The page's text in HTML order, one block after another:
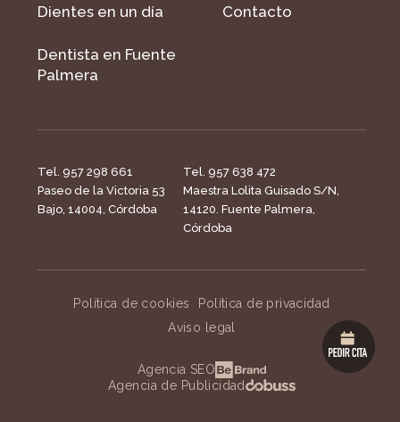
Dientes en un día Contacto
Dentista en Fuente
Palmera
Tel. 957 298 661
Paseo de la Victoria 53
Bajo, 14004, Córdoba
Tel. 957 638 472
Maestra Lolita Guisado S/N,
14120. Fuente Palmera,
Córdoba
Política de cookies
Política de privacidad
Aviso legal
Agencia SEO
Agencia de Publicidad